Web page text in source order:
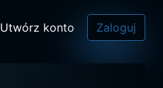
Utwórz konto Zaloguj